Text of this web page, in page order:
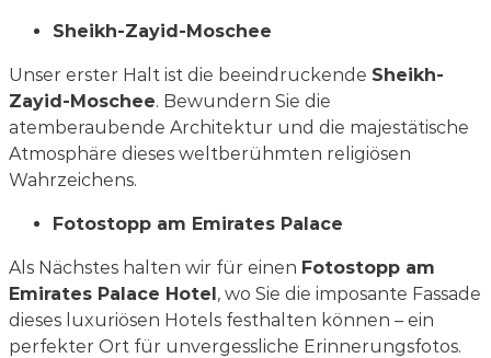
Sheikh-Zayid-Moschee
Unser erster Halt ist die beeindruckende Sheikh-
Zayid-Moschee. Bewundern Sie die
atemberaubende Architektur und die majestätische
Atmosphäre dieses weltberühmten religiösen
Wahrzeichens.
Fotostopp am Emirates Palace
Als Nächstes halten wir für einen Fotostopp am
Emirates Palace Hotel, wo Sie die imposante Fassade
dieses luxuriösen Hotels festhalten können – ein
perfekter Ort für unvergessliche Erinnerungsfotos.